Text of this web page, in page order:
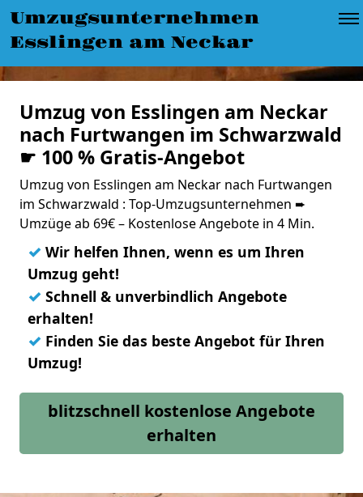
Umzugsunternehmen
Esslingen am Neckar
Umzug von Esslingen am Neckar
nach Furtwangen im Schwarzwald
☛ 100 % Gratis-Angebot
Umzug von Esslingen am Neckar nach Furtwangen
im Schwarzwald : Top-Umzugsunternehmen ➨
Umzüge ab 69€ – Kostenlose Angebote in 4 Min.
✓ Wir helfen Ihnen, wenn es um Ihren
Umzug geht!
✓ Schnell & unverbindlich Angebote
erhalten!
✓ Finden Sie das beste Angebot für Ihren
Umzug!
blitzschnell kostenlose Angebote
erhalten